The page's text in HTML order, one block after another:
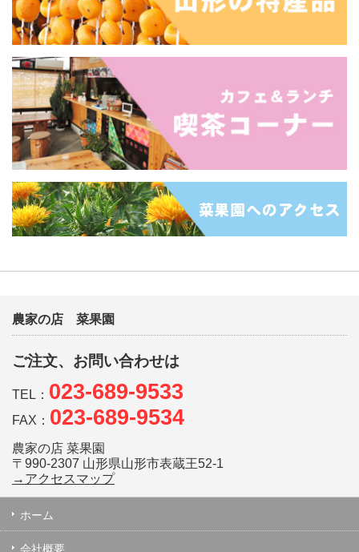
農家の店 菜果園
ご注文、お問い合わせは
TEL： 023-689-9533
FAX： 023-689-9534
農家の店 菜果園
〒990-2307 山形県山形市表蔵王52-1
→アクセスマップ
ホーム
会社概要